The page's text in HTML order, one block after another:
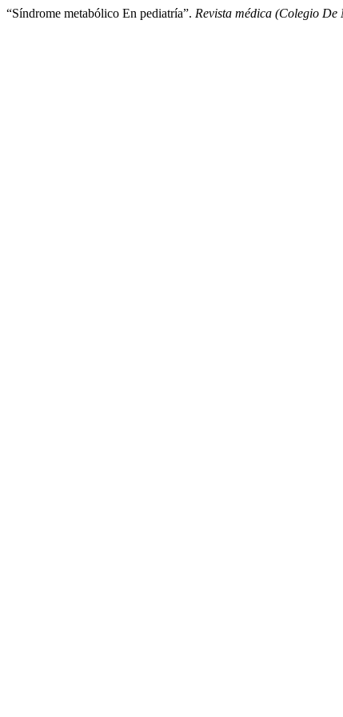
“Síndrome metabólico En pediatría”. Revista médica (Colegio